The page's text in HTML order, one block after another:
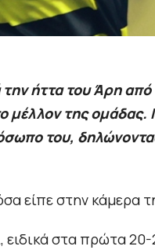
ήττα του Άρη
μέλλον της
του,
είπε στην κάμερα
ειδικά στα πρώτα